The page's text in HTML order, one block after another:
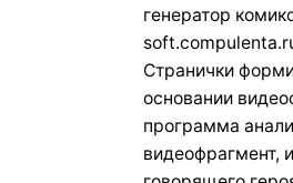
генератор
Странички
основании
программа
видеофрагмент,